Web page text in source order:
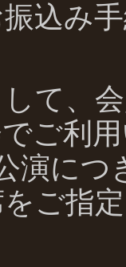
込み
て、
ご利
演につ
ご指